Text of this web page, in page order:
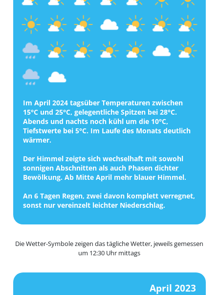
Im April 2024 tagsüber Temperaturen zwischen
15°C und 25°C, gelegentliche Spitzen bei 28°C.
Abends und nachts noch kühl um die 10°C,
Tiefstwerte bei 5°C. Im Laufe des Monats deutlich
wärmer.
Der Himmel zeigte sich wechselhaft mit sowohl
sonnigen Abschnitten als auch Phasen dichter
Bewölkung. Ab Mitte April mehr blauer Himmel.
An 6 Tagen Regen, zwei davon komplett verregnet,
sonst nur vereinzelt leichter Niederschlag.
Die Wetter-Symbole zeigen das tägliche Wetter, jeweils gemessen
um 12:30 Uhr mittags
April 2023